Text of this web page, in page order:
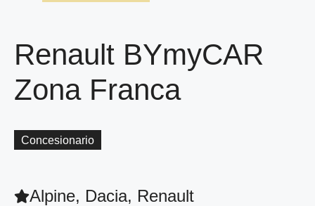
Renault BYmyCAR
Zona Franca
Concesionario
Alpine, Dacia, Renault